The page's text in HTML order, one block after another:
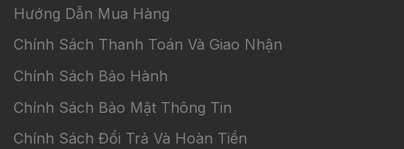
Hướng Dẫn Mua Hàng
Chính Sách Thanh Toán Và Giao Nhận
Chính Sách Bảo Hành
Chính Sách Bảo Mật Thông Tin
Chính Sách Đổi Trả Và Hoàn Tiền